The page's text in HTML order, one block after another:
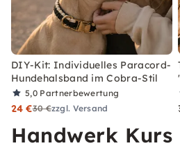
DIY-Kit: Individuelles Paracord-
Hundehalsband im Cobra-Stil
5,0 Partnerbewertung
24 €30 €zzgl. Versand
Handwerk Kurs